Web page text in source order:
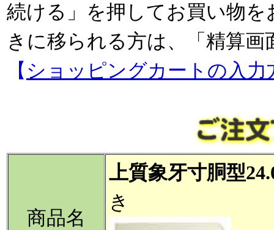
続ける」を押してお買い物
きに移られる方は、「精算
【 ショッピングカートの入
商品名
上質象牙寸胴型
き